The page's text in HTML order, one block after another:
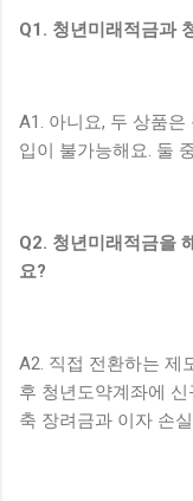
Q1. 청년미래적금과
A1. 아니요, 두 상품
입이 불가능해요. 둘
Q2. 청년미래적금을
요?
A2. 직접 전환하는 제
후 청년도약계좌에
축 장려금과 이자 손